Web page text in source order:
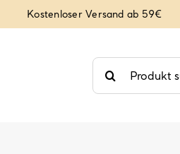
Inhalt
Kostenloser Versand ab 59€
Suche
nach: